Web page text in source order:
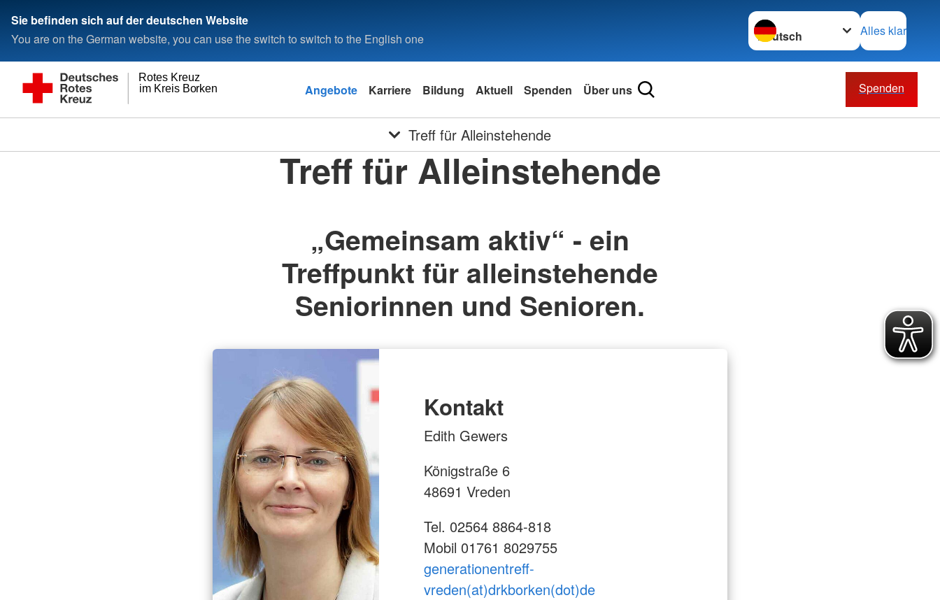
Sie befinden sich auf der deutschen Website
You are on the German website, you can use the switch to switch to the English one
Sprache wechseln zu
Alles klar
im Kreis Borken
Rotes Kreuz
Angebote Karriere Bildung Aktuell Spenden Über uns Spenden
Treff für Alleinstehende
Treff für Alleinstehende
„Gemeinsam aktiv“ - ein
Treffpunkt für alleinstehende
Seniorinnen und Senioren.
Kontakt
Edith Gewers
Königstraße 6
48691 Vreden
Tel. 02564 8864-818
Mobil 01761 8029755
generationentreff-
vreden(at)drkborken(dot)de